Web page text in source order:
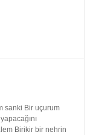
sanki Bir uçurum
Birikir bir nehrin